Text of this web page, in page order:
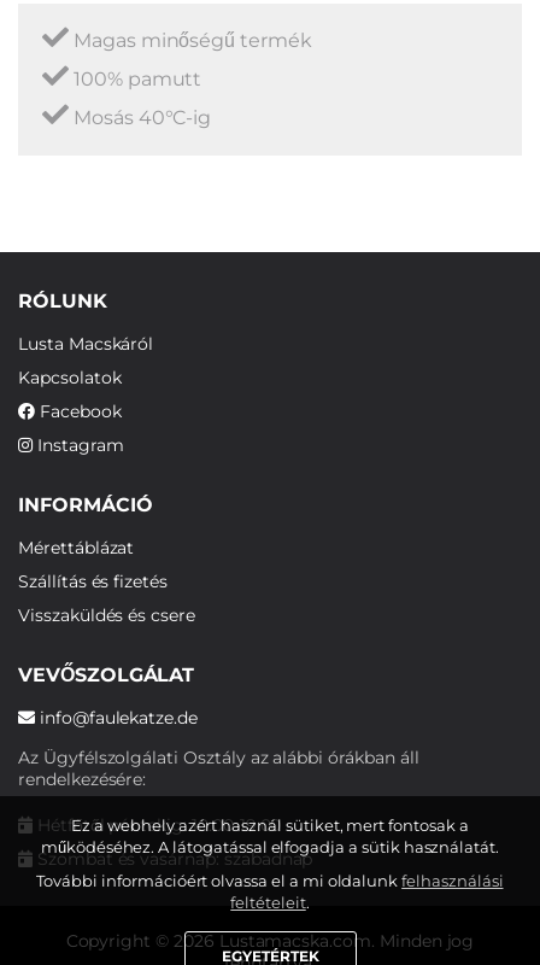
Magas minőségű termék
100% pamutt
Mosás 40°C-ig
RÓLUNK
Lusta Macskáról
Kapcsolatok
Facebook
Instagram
INFORMÁCIÓ
Mérettáblázat
Szállítás és fizetés
Visszaküldés és csere
VEVŐSZOLGÁLAT
info@faulekatze.de
Az Ügyfélszolgálati Osztály az alábbi órákban áll
rendelkezésére:
Hétfőtől péntekig: 10:00-19:00
Szombat és vasárnap: szabadnap
Copyright © 2026 Lustamacska.com. Minden jog
Ez a webhely azért használ sütiket, mert fontosak a
működéséhez. A látogatással elfogadja a sütik használatát.
További információért olvassa el a mi oldalunkfelhasználási
feltételeit.
EGYETÉRTEK